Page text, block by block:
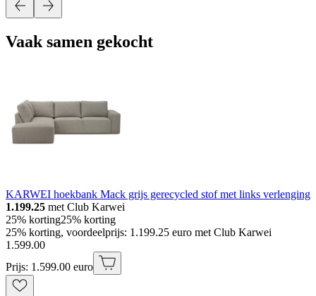
Vaak samen gekocht
KARWEI hoekbank Mack grijs gerecycled stof met links verlenging
1.199.25 met Club Karwei
25% korting25% korting
25% korting, voordeelprijs: 1.199.25 euro met Club Karwei
1 .599.00
Prijs: 1.599.00 euro